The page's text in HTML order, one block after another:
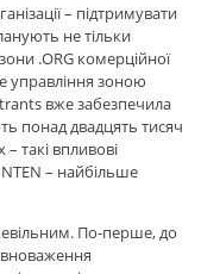
– підтримувати
не тільки
.ORG комерційної
управління зоною
вже забезпечила
понад двадцять тисяч
такі впливові
NTEN – найбільше
По-перше, до